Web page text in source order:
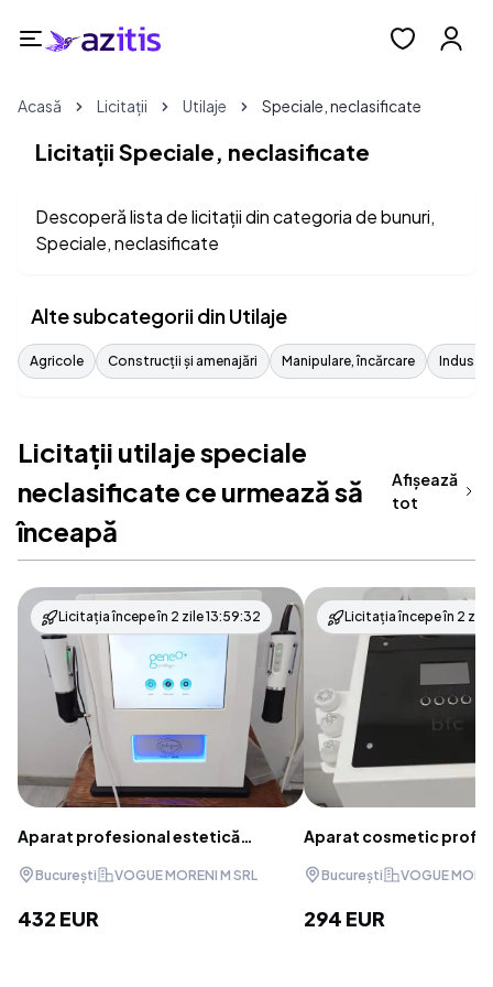
Acasă Licitații Utilaje Speciale, neclasificate
Licitații Speciale, neclasificate
Descoperă lista de licitații din categoria de bunuri,
Speciale, neclasificate
Alte subcategorii din Utilaje
Agricole Construcții și amenajări Manipulare, încărcare
Licitații utilaje speciale
neclasificate ce urmează să
înceapă
Afișează
tot
Licitația începe în 2 zile 13:59:32
Aparat profesional estetică
OxyGeneo și TriPollar RF
București VOGUE MORENI M SRL
432 EUR
Licitația începe în 2 zile
Aparat cosmetic
dermomasaj și
București VOGUE
294 EUR